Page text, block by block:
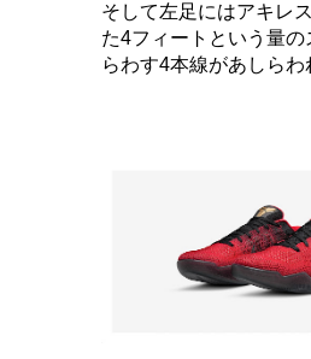
そして左足にはアキレ
た4フィートという量の
らわす4本線があしらわ